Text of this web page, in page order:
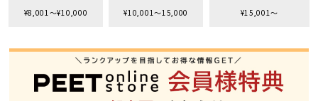
¥8,001〜¥10,000 ¥10,001〜15,000 ¥15,001〜